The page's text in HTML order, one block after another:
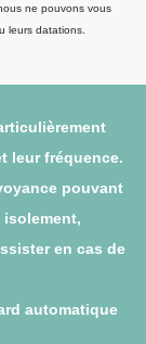
ne pouvons vous
leurs datations.
leur fréquence.
pouvant
en cas de
automatique